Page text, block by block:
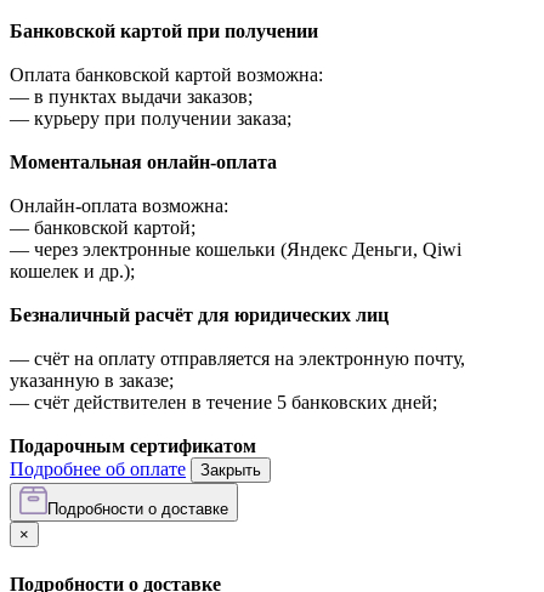
Банковской картой при получении
Оплата банковской картой возможна:
— в пунктах выдачи заказов;
— курьеру при получении заказа;
Моментальная онлайн-оплата
Онлайн-оплата возможна:
— банковской картой;
— через электронные кошельки (Яндекс Деньги, Qiwi
кошелек и др.);
Безналичный расчёт для юридических лиц
— счёт на оплату отправляется на электронную почту,
указанную в заказе;
— счёт действителен в течение 5 банковских дней;
Подарочным сертификатом
Подробнее об оплате
Закрыть
Подробности о доставке
×
Подробности о доставке